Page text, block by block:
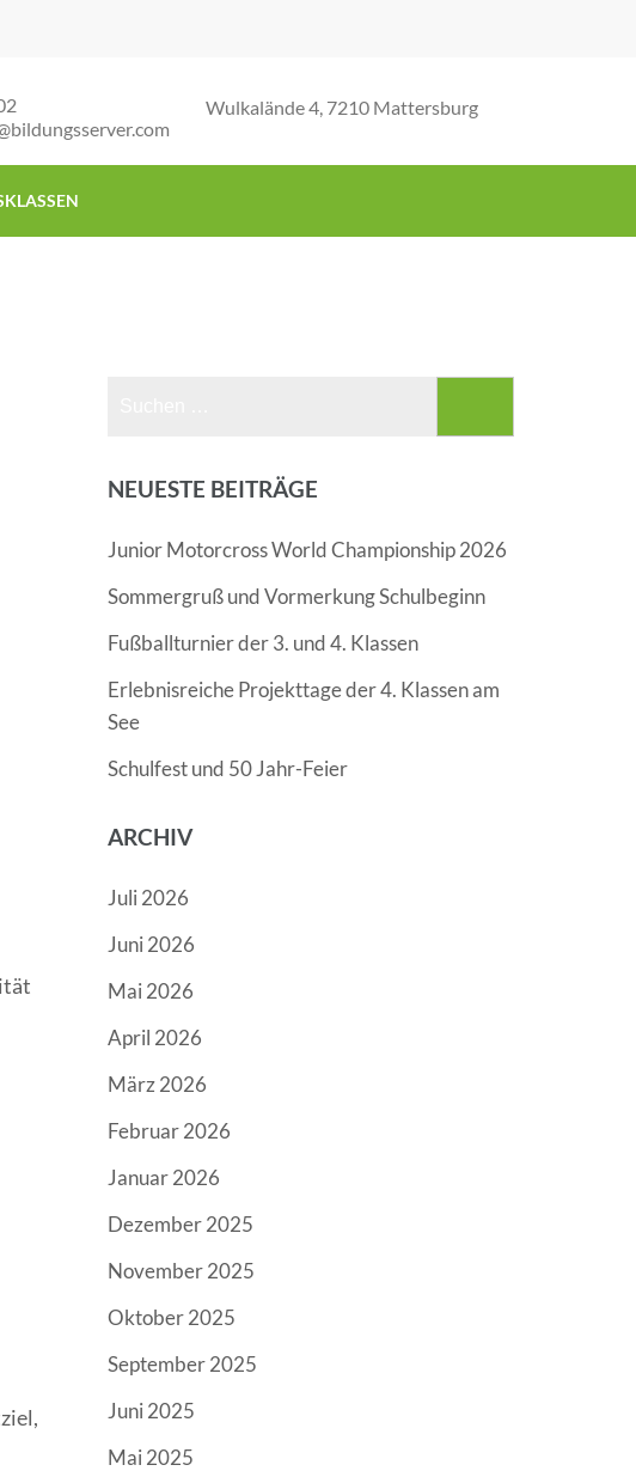
Wulkalände 4, 7210 Mattersburg
NEUESTE BEITRÄGE
Junior Motorcross World Championship 2026
Sommergruß und Vormerkung Schulbeginn
Fußballturnier der 3. und 4. Klassen
Erlebnisreiche Projekttage der 4. Klassen am
See
Schulfest und 50 Jahr-Feier
ARCHIV
Juli 2026
Juni 2026
Mai 2026
April 2026
März 2026
Februar 2026
Januar 2026
Dezember 2025
November 2025
Oktober 2025
September 2025
Juni 2025
Mai 2025